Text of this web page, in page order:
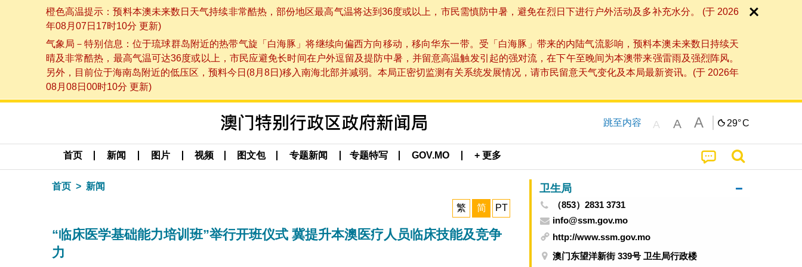
橙色高温提示：预料本澳未来数日天气持续非常酷热，部份地区最高气温将达到36度或以上，市民需慎防中暑，避免在烈日下进行户外活动及多补充水分。 (于 2026
年08月07日17时10分 更新)
气象局－特别信息：位于琉球群岛附近的热带气旋「白海豚」将继续向偏西方向移动，移向华东一带。受「白海豚」带来的内陆气流影响，预料本澳未来数日持续天
晴及非常酷热，最高气温可达36度或以上，市民应避免长时间在户外逗留及提防中暑，并留意高温触发引起的强对流，在下午至晚间为本澳带来强雷雨及强烈阵风。
另外，目前位于海南岛附近的低压区，预料今日(8月8日)移入南海北部并减弱。本局正密切监测有关系统发展情况，请市民留意天气变化及本局最新资讯。(于 2026年
08月08日00时10分 更新)
跳至内容 A A A 29°C
首页 新闻 图片 视频 图文包 专题新闻 专题特写 GOV.MO + 更多
首页 新闻
繁 简 PT
“临床医学基础能力培训班”举行开班仪式 冀提升本澳医疗人员临床技能及竞争
力
卫生局
（853）2831 3731
info@ssm.gov.mo
http://www.ssm.gov.mo
澳门东望洋新街 339号 卫生局行政楼